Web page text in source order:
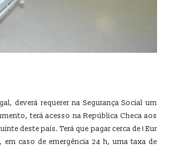
deverá requerer na Segurança Social um
terá acesso na República Checa aos
deste país. Terá que pagar cerca de 1 Eur
caso de emergência 24 h, uma taxa de